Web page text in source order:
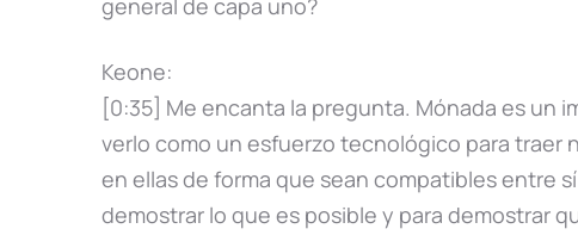
general de capa uno?
Keone:
[0:35] Me encanta la pregunta. Mónada es un
verlo como un esfuerzo tecnológico para traer
en ellas de forma que sean compatibles entre
demostrar lo que es posible y para demostrar